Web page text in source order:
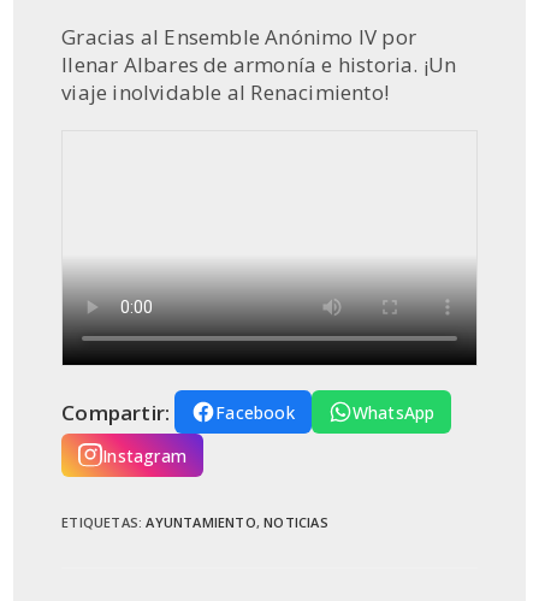
Gracias al Ensemble Anónimo IV por
llenar Albares de armonía e historia. ¡Un
viaje inolvidable al Renacimiento!
Compartir: Facebook
WhatsApp
Instagram
ETIQUETAS:AYUNTAMIENTO, NOTICIAS